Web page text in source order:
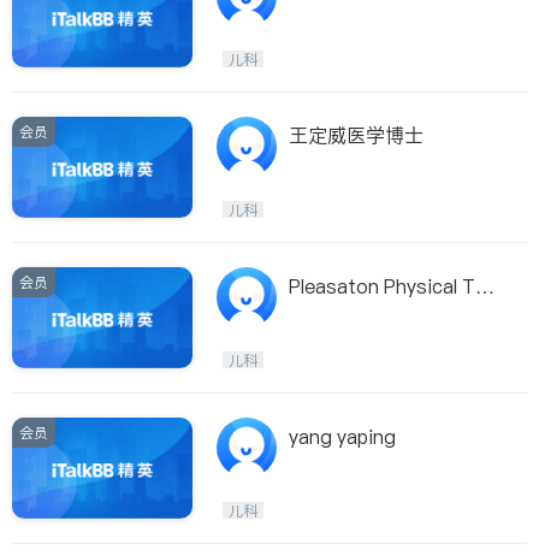
儿科
会员 王定威医学博士
儿科
会员
Pleasaton Physical The
儿科
会员 yang yaping
儿科